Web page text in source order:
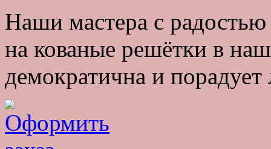
Наши мастера с
на кованые решётки в
демократична и